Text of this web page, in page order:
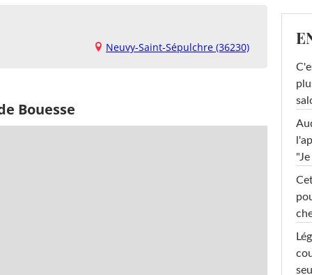
Neuvy-Saint-Sépulchre (36230)
Bouesse